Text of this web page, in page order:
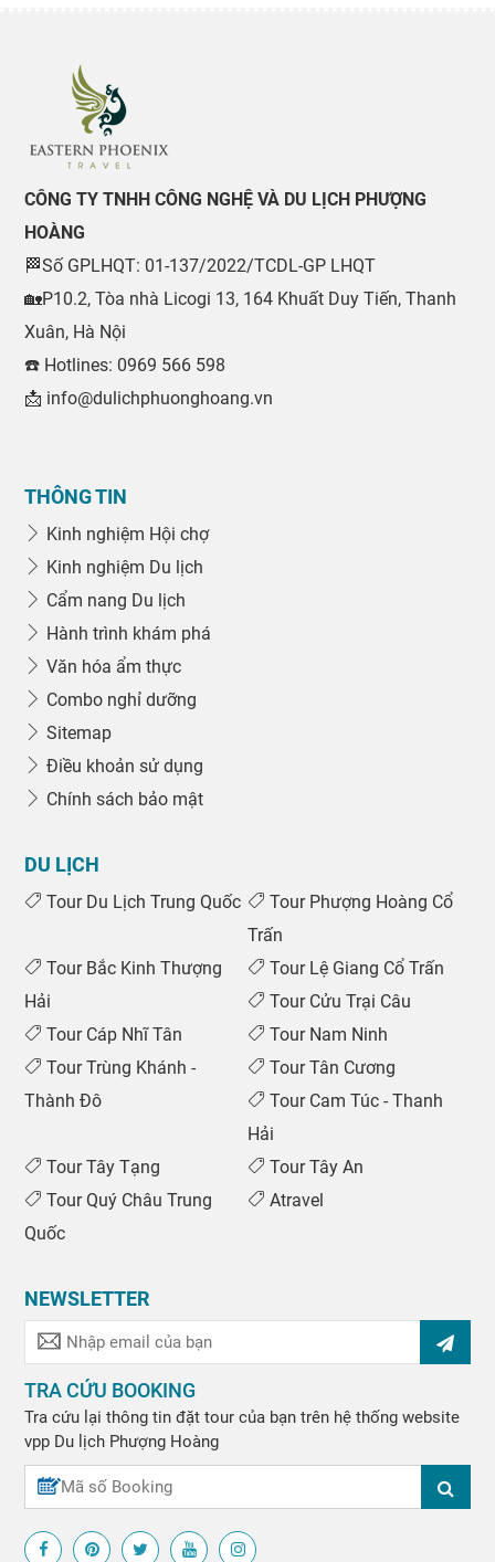
CÔNG TY TNHH CÔNG NGHỆ VÀ DU LỊCH PHƯỢNG
HOÀNG
🏁Số GPLHQT: 01-137/2022/TCDL-GP LHQT
🏡P10.2, Tòa nhà Licogi 13, 164 Khuất Duy Tiến, Thanh
Xuân, Hà Nội
☎️ Hotlines: 0969 566 598
📩 info@dulichphuonghoang.vn
THÔNG TIN
Kinh nghiệm Hội chợ
Kinh nghiệm Du lịch
Cẩm nang Du lịch
Hành trình khám phá
Văn hóa ẩm thực
Combo nghỉ dưỡng
Sitemap
Điều khoản sử dụng
Chính sách bảo mật
DU LỊCH
Tour Du Lịch Trung Quốc
Tour Phượng Hoàng Cổ
Trấn
Tour Bắc Kinh Thượng
Hải
Tour Lệ Giang Cổ Trấn
Tour Cửu Trại Câu
Tour Cáp Nhĩ Tân
Tour Nam Ninh
Tour Trùng Khánh -
Thành Đô
Tour Tân Cương
Tour Cam Túc - Thanh
Hải
Tour Tây Tạng
Tour Tây An
Tour Quý Châu Trung
Quốc
Atravel
NEWSLETTER
TRA CỨU BOOKING
Tra cứu lại thông tin đặt tour của bạn trên hệ thống website
vpp Du lịch Phượng Hoàng